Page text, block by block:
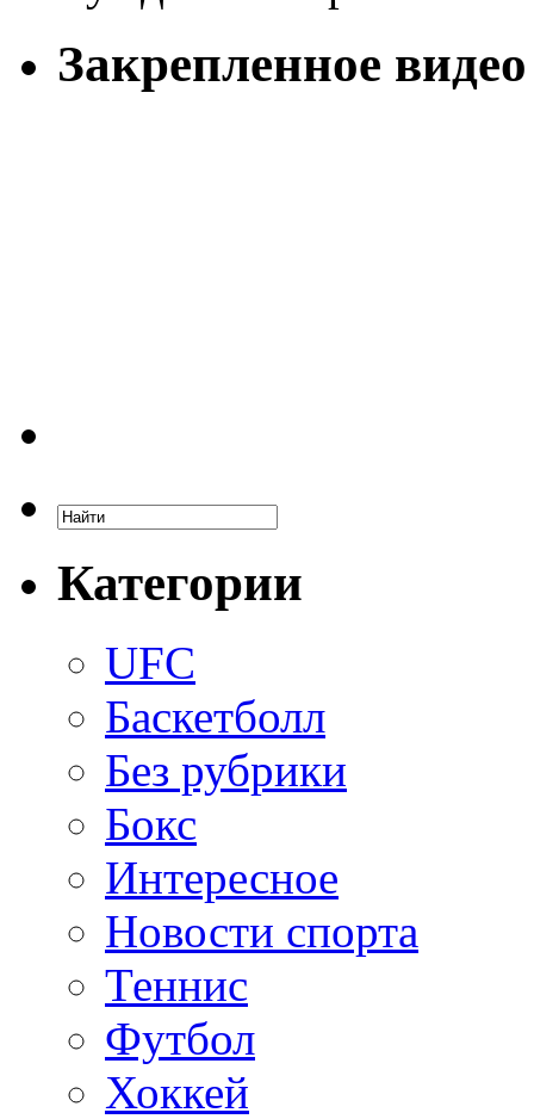
Закрепленное видео
Категории
UFC
Баскетболл
Без рубрики
Бокс
Интересное
Новости спорта
Теннис
Футбол
Хоккей